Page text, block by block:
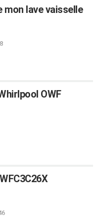
lave vaisselle
OWF